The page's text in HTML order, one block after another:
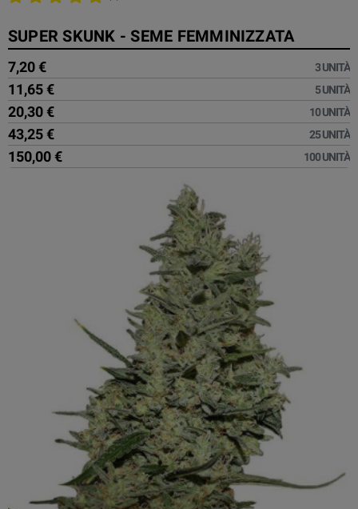
SUPER SKUNK - SEME FEMMINIZZATA
7,20 € 3 UNITÀ
11,65 € 5 UNITÀ
20,30 € 10 UNITÀ
43,25 € 25 UNITÀ
150,00 € 100 UNITÀ